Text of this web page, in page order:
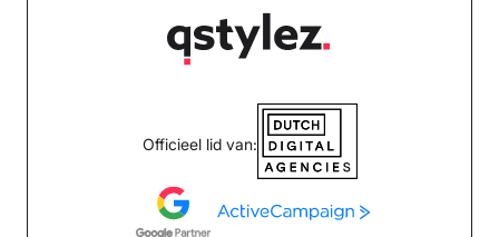
Officieel lid van: